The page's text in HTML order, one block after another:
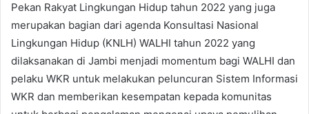
Pekan Rakyat Lingkungan Hidup tahun 2022 yang juga
merupakan bagian dari agenda Konsultasi Nasional
Lingkungan Hidup (KNLH) WALHI tahun 2022 yang
dilaksanakan di Jambi menjadi momentum bagi WALHI dan
pelaku WKR untuk melakukan peluncuran Sistem Informasi
WKR dan memberikan kesempatan kepada komunitas